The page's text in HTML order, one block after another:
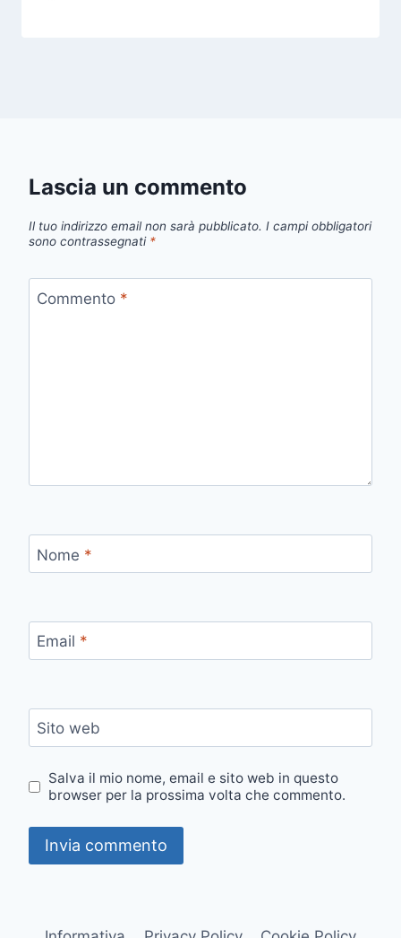
Lascia un commento
Il tuo indirizzo email non sarà pubblicato. I campi obbligatori
sono contrassegnati *
Commento *
Nome *
Email *
Sito web
Salva il mio nome, email e sito web in questo
browser per la prossima volta che commento.